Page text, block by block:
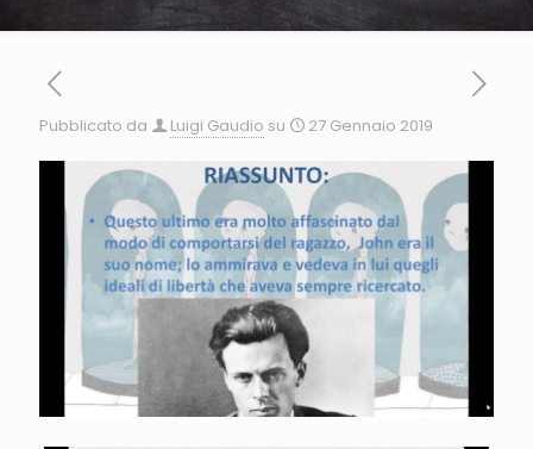
Pubblicato da Luigi Gaudio su 27 Gennaio 2019